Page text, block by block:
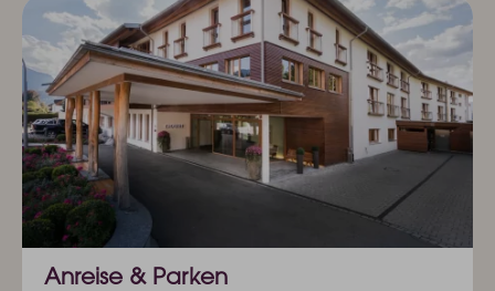
Anreise & Parken